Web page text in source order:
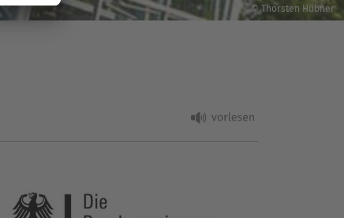
© Thorsten Hübner